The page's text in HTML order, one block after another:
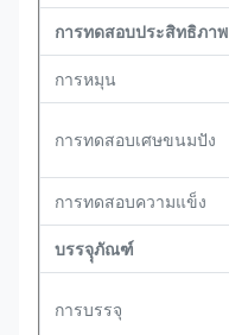
การทดสอบประสิทธิภาพ
การหมุน
การทดสอบเศษขนมปัง
การทดสอบความแข็ง
บรรจุุภัณฑ์
การบรรจุ